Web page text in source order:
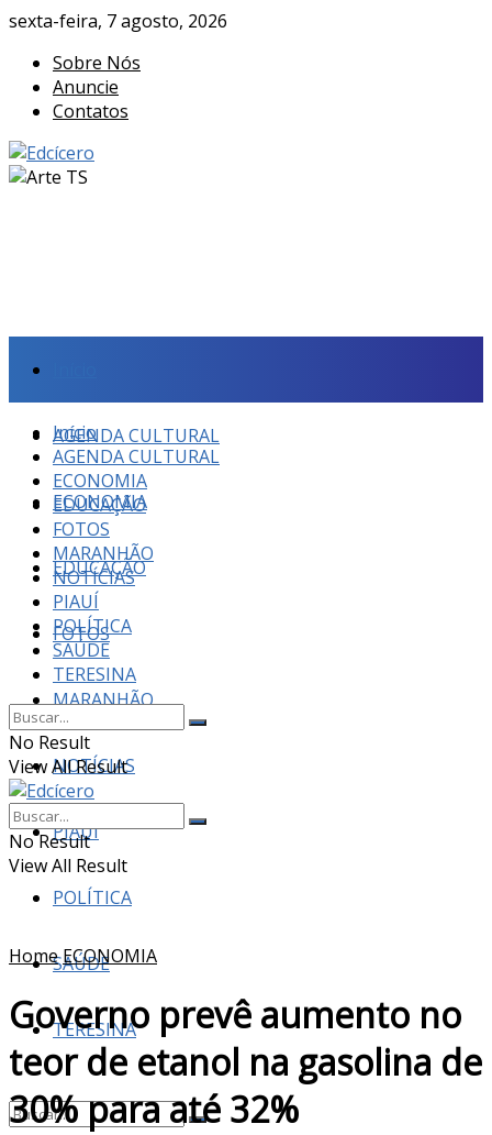
sexta-feira, 7 agosto, 2026
Sobre Nós
Anuncie
Contatos
AGENDA CULTURAL
ECONOMIA
EDUCAÇÃO
FOTOS
MARANHÃO
NOTÍCIAS
PIAUÍ
POLÍTICA
SAÚDE
TERESINA
Início
AGENDA CULTURAL
ECONOMIA
EDUCAÇÃO
FOTOS
MARANHÃO
NOTÍCIAS
PIAUÍ
POLÍTICA
SAÚDE
TERESINA
No Result
View All Result
No Result
View All Result
Home ECONOMIA
Governo prevê aumento no
teor de etanol na gasolina de
30% para até 32%